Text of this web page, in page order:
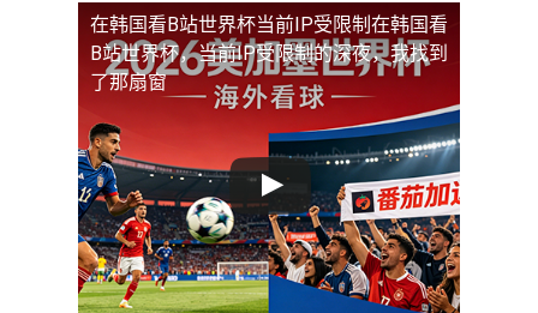
在韩国看B站世界杯当前IP受限制 在韩国看
B站世界杯，当前IP受限制的深夜，我找到
了那扇窗